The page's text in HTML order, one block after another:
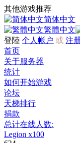
其他游戏推荐
简体中文
繁體中文
登陸 个人帐户 或 注
首页
关于服务器
统计
如何开始游戏
论坛
天梯排行
捐款
总计在线人数:
Legion x100